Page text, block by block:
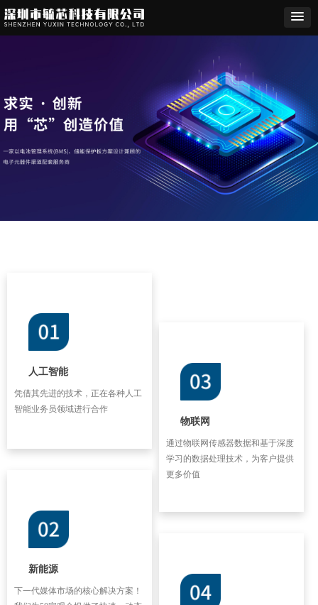
人工智能
凭借其先进的技术，正在各种人工
智能业务员领域进行合作
新能源
下一代媒体市场的核心解决方案！
物联网
通过物联网传感器数据和基于深度
学习的数据处理技术，为客户提供
更多价值